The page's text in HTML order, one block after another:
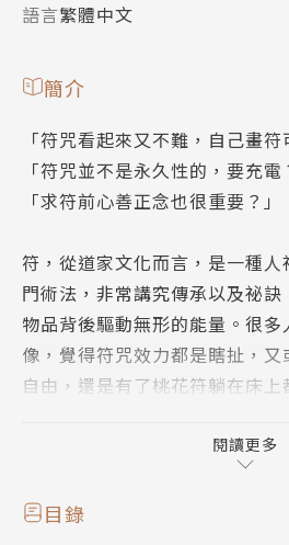
語言繁體中文
簡介
「符咒看起來又不難，自己畫符
「符咒並不是永久性的，要充電
「求符前心善正念也很重要？」
符，從道家文化而言，是一種
門術法，非常講究傳承以及祕
物品背後驅動無形的能量。很
像，覺得符咒效力都是瞎扯，
自由，還是有了桃花符躺在床上
符咒類型眾多，有的求財、有的
一張符就是一則故事，本書從招
係等方面介紹各符咒的使用方式
閱讀更多
目錄